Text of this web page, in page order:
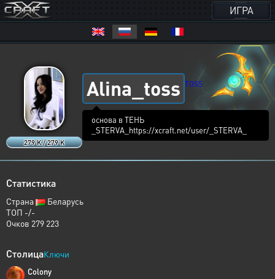
ИГРА
279 K / 279 K
Alina_toss TOSS
основа в ТЕНЬ
_STERVA_https://xcraft.net/user/_STERVA_
Статистика
Страна
Беларусь
ТОП -/-
Очков 279 223
СтолицаКлючи
Colony